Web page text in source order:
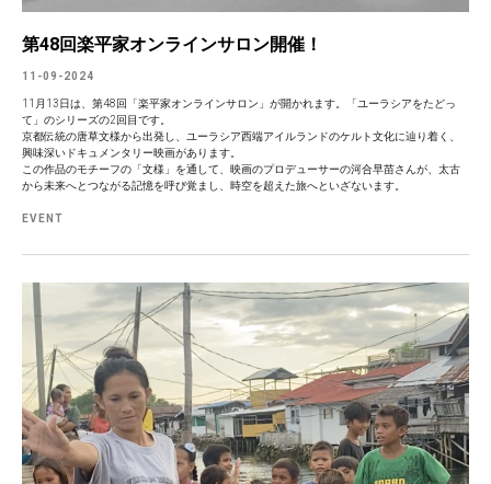
第48回楽平家オンラインサロン開催！
11-09-2024
11月13日は、第48回「楽平家オンラインサロン」が開かれます。「ユーラシアをたどっ
て」のシリーズの2回目です。
京都伝統の唐草文様から出発し、ユーラシア西端アイルランドのケルト文化に辿り着く、
興味深いドキュメンタリー映画があります。
この作品のモチーフの「文様」を通して、映画のプロデューサーの河合早苗さんが、太古
から未来へとつながる記憶を呼び覚まし、時空を超えた旅へといざないます。
EVENT